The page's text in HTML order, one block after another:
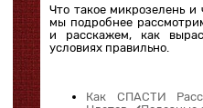
Что такое микрозелень
мы подробнее
и расскажем, как
условиях правильно.
Как СПАСТИ